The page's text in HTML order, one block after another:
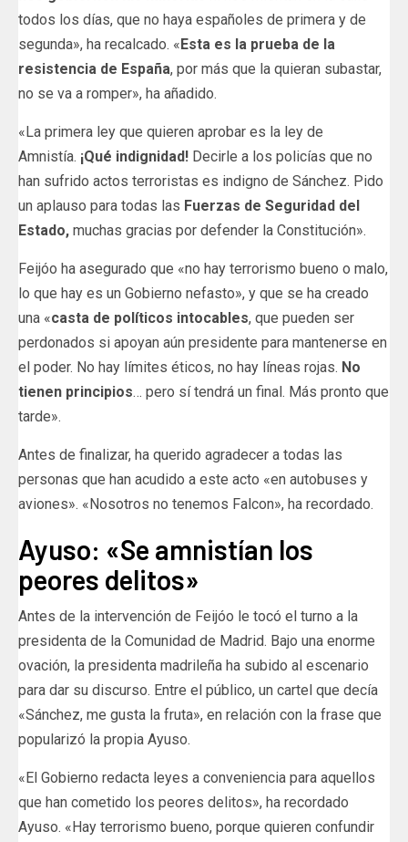
todos los días, que no haya españoles de primera y de
segunda», ha recalcado. « Esta es la prueba de la
resistencia de España, por más que la quieran subastar,
no se va a romper», ha añadido.
«La primera ley que quieren aprobar es la ley de
Amnistía. ¡Qué indignidad! Decirle a los policías que no
han sufrido actos terroristas es indigno de Sánchez. Pido
un aplauso para todas las Fuerzas de Seguridad del
Estado, muchas gracias por defender la Constitución».
Feijóo ha asegurado que «no hay terrorismo bueno o malo,
lo que hay es un Gobierno nefasto», y que se ha creado
una «casta de políticos intocables, que pueden ser
perdonados si apoyan aún presidente para mantenerse en
el poder. No hay límites éticos, no hay líneas rojas. No
tienen principios… pero sí tendrá un final. Más pronto que
tarde».
Antes de finalizar, ha querido agradecer a todas las
personas que han acudido a este acto «en autobuses y
aviones». «Nosotros no tenemos Falcon», ha recordado.
Ayuso: «Se amnistían los
peores delitos»
Antes de la intervención de Feijóo le tocó el turno a la
presidenta de la Comunidad de Madrid. Bajo una enorme
ovación, la presidenta madrileña ha subido al escenario
para dar su discurso. Entre el público, un cartel que decía
«Sánchez, me gusta la fruta», en relación con la frase que
popularizó la propia Ayuso.
«El Gobierno redacta leyes a conveniencia para aquellos
que han cometido los peores delitos», ha recordado
Ayuso. «Hay terrorismo bueno, porque quieren confundir